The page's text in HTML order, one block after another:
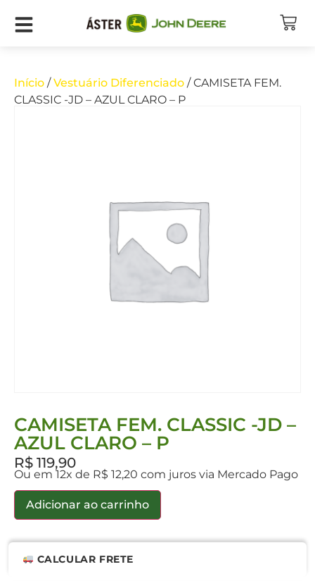
Início /Vestuário Diferenciado / CAMISETA FEM.
CLASSIC -JD – AZUL CLARO – P
CAMISETA FEM. CLASSIC -JD –
AZUL CLARO – P
R$ 119,90
Ou em 12x de R$ 12,20 com juros via Mercado Pago
Adicionar ao carrinho
CALCULAR FRETE